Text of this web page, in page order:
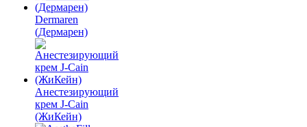
Dermaren
(Дермарен)
Анестезирующий
крем J-Cain
(ЖиКейн)